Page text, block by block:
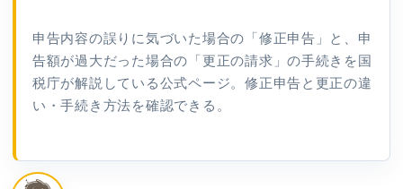
申告内容の誤りに気づいた場合の「修正申告」と、申
告額が過大だった場合の「更正の請求」の手続きを国
税庁が解説している公式ページ。修正申告と更正の違
い・手続き方法を確認できる。